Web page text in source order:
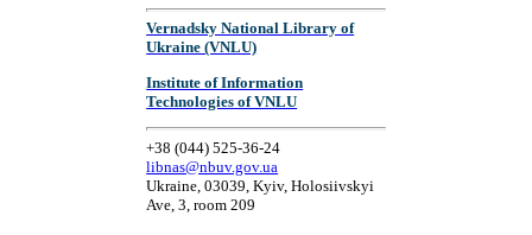
Vernadsky National Library of
Ukraine (VNLU)
Institute of Information
Technologies of VNLU
+38 (044) 525-36-24
libnas@nbuv.gov.ua
Ukraine, 03039, Kyiv, Holosiivskyi
Ave, 3, room 209